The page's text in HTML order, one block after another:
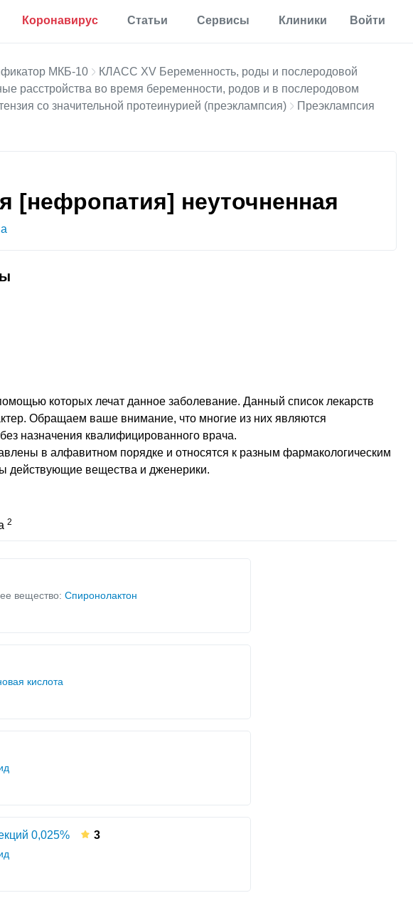
Коронавирус
информация
Мониторинг
Мониторинг по России
Статьи
Аллергии
Диабет
Первая помощь
Сервисы
жира в теле
Калькулятор для
определения
Калькулятор
корректировки дозы
Клиники Войти
МКБ-10
КЛАСС XV Беременность, роды и послеродовой
расстройства во время беременности, родов и в послеродовом
со значительной протеинурией (преэклампсия)
Преэклампсия
[нефропатия] неуточненная
которых лечат данное заболевание. Данный список лекарств
Обращаем ваше внимание, что многие из них являются
назначения квалифицированного врача.
в алфавитном порядке и относятся к разным фармакологическим
действующие вещества и дженерики.
2
вещество: Спиронолактон
кислота
0,025% 3